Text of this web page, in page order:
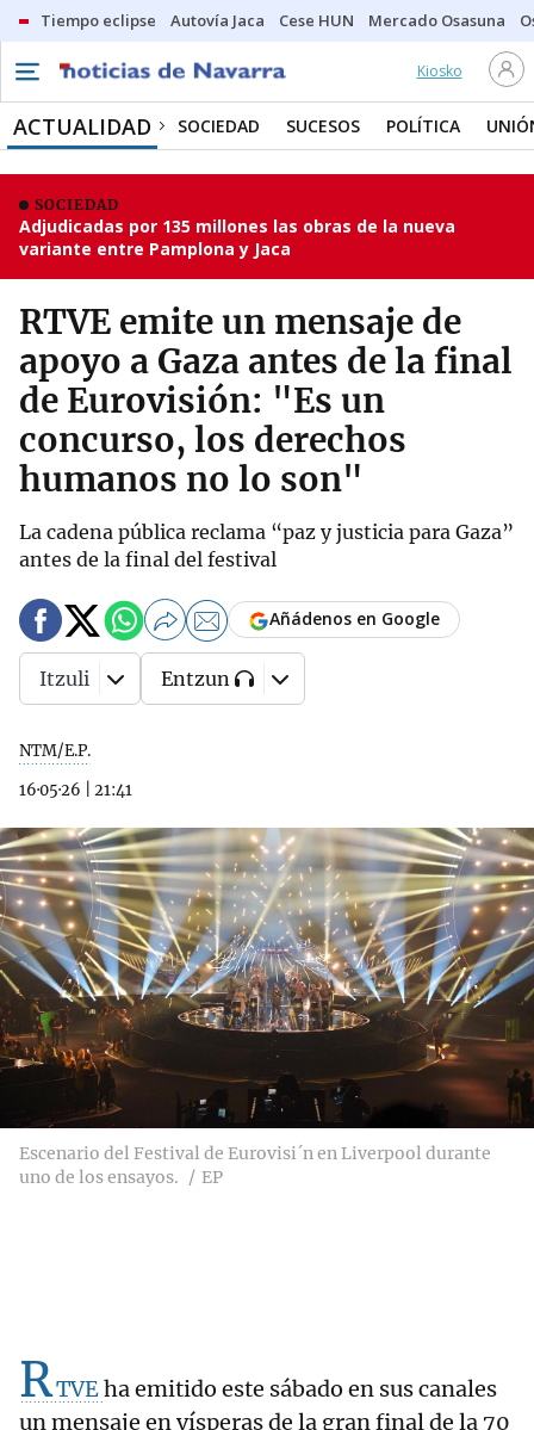
Tiempo eclipse Autovía Jaca Cese HUN Mercado Osasuna
Kiosko
ACTUALIDAD SOCIEDAD SUCESOS POLÍTICA
SOCIEDAD
Adjudicadas por 135 millones las obras de la nueva
variante entre Pamplona y Jaca
RTVE emite un mensaje de
apoyo a Gaza antes de la final
de Eurovisión: "Es un
concurso, los derechos
humanos no lo son"
La cadena pública reclama “paz y justicia para Gaza”
antes de la final del festival
NTM/E.P.
16·05·26
21:41
Añádenos en Google
Itzuli Entzun
Escenario del Festival de Eurovisi´n en Liverpool durante
uno de los ensayos.
EP
RTVEha emitido este sábado en sus canales
un mensaje en vísperas de la gran final de la 70